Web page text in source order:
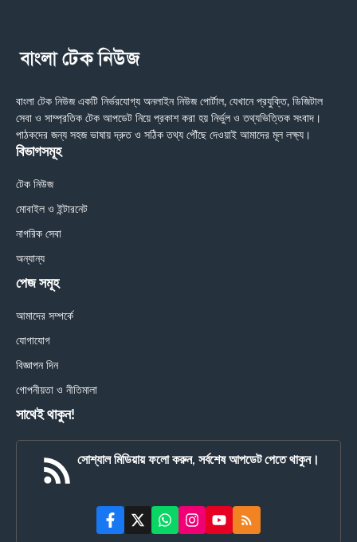
বাংলা টেক নিউজ একটি নির্ভরযোগ্য অনলাইন নিউজ পোর্টাল, যেখানে প্রযুক্তি, ডিজিটাল
সেবা ও সাম্প্রতিক টেক আপডেট নিয়ে প্রকাশ করা হয় নির্ভুল ও তথ্যভিত্তিক সংবাদ।
পাঠকদের জন্য সহজ ভাষায় দ্রুত ও সঠিক তথ্য পৌঁছে দেওয়াই আমাদের মূল লক্ষ্য।
বিভাগসমূহ
টেক নিউজ
মোবাইল ও ইন্টারনেট
নাগরিক সেবা
অন্যান্য
পেজ সমূহ
আমাদের সম্পর্কে
যোগাযোগ
বিজ্ঞাপন দিন
গোপনীয়তা ও নীতিমালা
সাথেই থাকুন!
সোশ্যাল মিডিয়ায় ফলো করুন, সর্বশেষ আপডেট পেতে থাকুন।